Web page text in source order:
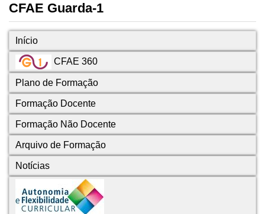
CFAE Guarda-1
Início
CFAE 360
Plano de Formação
Formação Docente
Formação Não Docente
Arquivo de Formação
Notícias